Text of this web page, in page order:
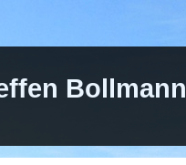
Bollmann